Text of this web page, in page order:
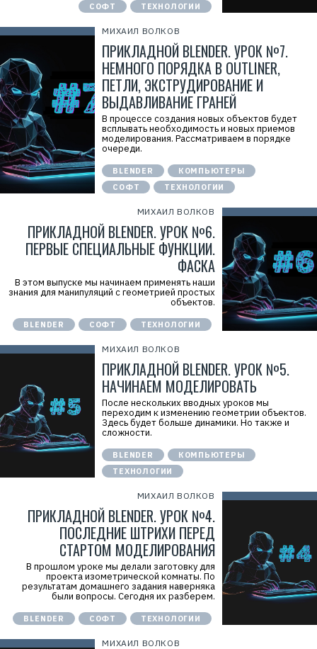
СОФТ ТЕХНОЛОГИИ
МИХАИЛ ВОЛКОВ
ПРИКЛАДНОЙ BLENDER. УРОК №7.
НЕМНОГО ПОРЯДКА В OUTLINER,
ПЕТЛИ, ЭКСТРУДИРОВАНИЕ И
ВЫДАВЛИВАНИЕ ГРАНЕЙ
В процессе создания новых объектов будет
всплывать необходимость и новых приемов
моделирования. Рассматриваем в порядке
очереди.
BLENDER
КОМПЬЮТЕРЫ
СОФТ
ТЕХНОЛОГИИ
МИХАИЛ ВОЛКОВ
ПРИКЛАДНОЙ BLENDER. УРОК №6.
ПЕРВЫЕ СПЕЦИАЛЬНЫЕ ФУНКЦИИ.
ФАСКА
В этом выпуске мы начинаем применять наши
знания для манипуляций с геометрией простых
объектов.
BLENDER СОФТ ТЕХНОЛОГИИ
МИХАИЛ ВОЛКОВ
ПРИКЛАДНОЙ BLENDER. УРОК №5.
НАЧИНАЕМ МОДЕЛИРОВАТЬ
После нескольких вводных уроков мы
переходим к изменению геометрии объектов.
Здесь будет больше динамики. Но также и
сложности.
BLENDER
КОМПЬЮТЕРЫ
ТЕХНОЛОГИИ
МИХАИЛ ВОЛКОВ
ПРИКЛАДНОЙ BLENDER. УРОК №4.
ПОСЛЕДНИЕ ШТРИХИ ПЕРЕД
СТАРТОМ МОДЕЛИРОВАНИЯ
В прошлом уроке мы делали заготовку для
проекта изометрической комнаты. По
результатам домашнего задания наверняка
были вопросы. Сегодня их разберем.
BLENDER СОФТ ТЕХНОЛОГИИ
МИХАИЛ ВОЛКОВ